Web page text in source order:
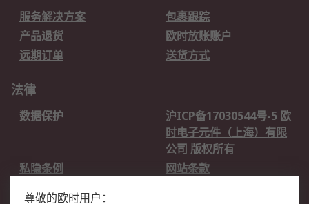
服务解决方案
包裹跟踪
产品退货
欧时放账账户
远期订单
送货方式
法律
数据保护
沪ICP备17030544号-5 欧
时电子元件（上海）有限
公司 版权所有
私隐条例
网站条款
尊敬的欧时用户：